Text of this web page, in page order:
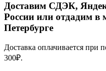
Доставим СДЭК,
России или отдадим в
Петербурге
Доставка оплачивается при
300₽.